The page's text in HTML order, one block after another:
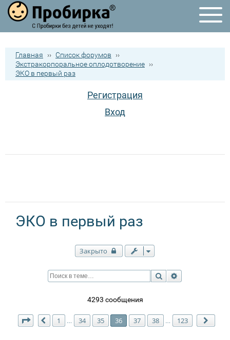
Главная ›› Список форумов
››
Экстракорпоральное оплодотворение ››
ЭКО в первый раз
Регистрация
Вход
ЭКО в первый раз
Закрыто
Поиск
4293 сообщения
Страница 36 из123
Пред.
1 … 34 35 36 37 38 … 123